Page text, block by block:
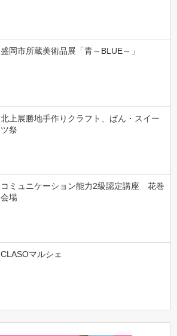
盛岡市所蔵美術品展「青～BLUE～」
北上展勝地手作りクラフト、ぱん・スイー
ツ祭
コミュニケーション能力2級認定講座 花巻
会場
CLASOマルシェ